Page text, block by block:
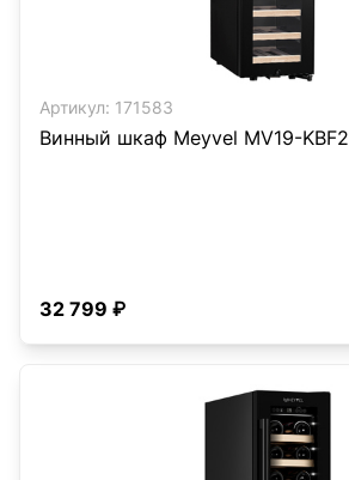
Артикул: 171583
Винный шкаф Meyvel MV19-KBF2
32 799 ₽